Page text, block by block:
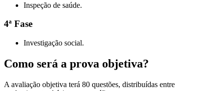
Inspeção de saúde.
4ª Fase
Investigação social.
Como será a prova objetiva?
A avaliação objetiva terá 80 questões, distribuídas entre